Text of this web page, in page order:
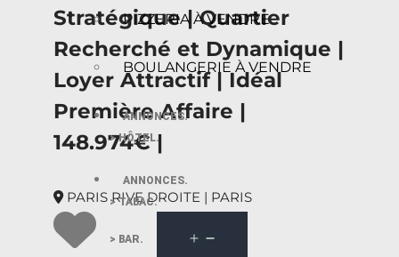
PIZZERIA À VENDRE
BOULANGERIE À VENDRE
ANNONCES.
> HÔTEL.
ANNONCES.
> TABAC.
> BAR.
Stratégique | Quartier
Recherché et Dynamique |
Loyer Attractif | Idéal
Première Affaire |
148.974€ |
PARIS RIVE DROITE | PARIS